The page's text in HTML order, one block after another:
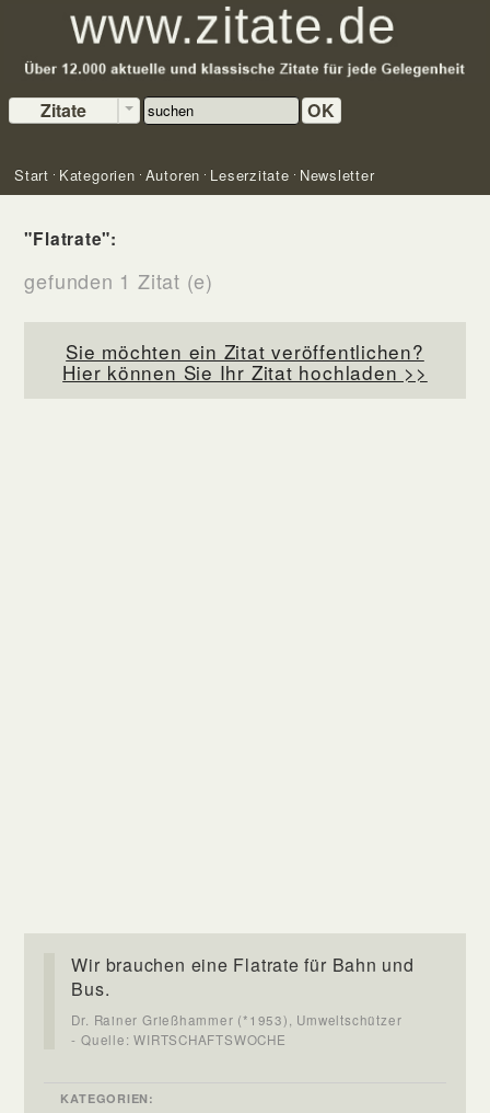
Zitate OK
Start Kategorien Autoren Leserzitate Newsletter
"Flatrate":
gefunden 1 Zitat (e)
Sie möchten ein Zitat veröffentlichen?
Hier können Sie Ihr Zitat hochladen >>
Wir brauchen eine Flatrate für Bahn und
Bus.
Dr. Rainer Grießhammer (*1953), Umweltschützer
- Quelle: WIRTSCHAFTSWOCHE
KATEGORIEN: